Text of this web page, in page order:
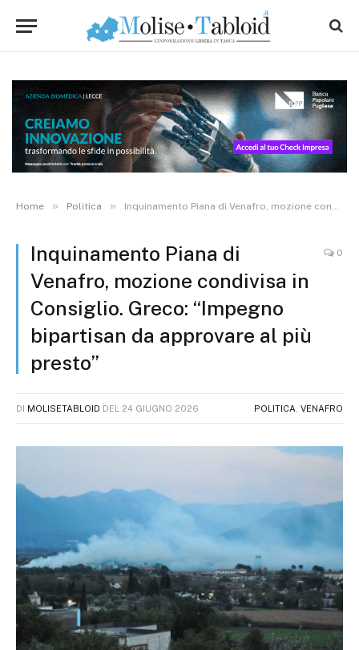
Home » Politica » Inquinamento Piana di Venafro, mozione condivisa in Consiglio. Greco: “Impegno bipartisan da approvare al più presto”
Inquinamento Piana di
Venafro, mozione condivisa in
Consiglio. Greco: “Impegno
bipartisan da approvare al più
presto”
0
DI MOLISETABLOID DEL 24 GIUGNO 2026 POLITICA VENAFRO